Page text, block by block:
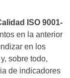
ISO 9001-
en la anterior
en los
sobre todo,
de indicadores